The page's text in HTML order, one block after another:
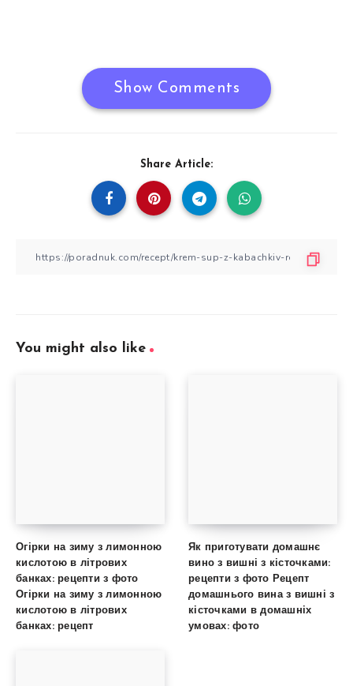
Show Comments
Share Article:
You might also like
Огірки на зиму з лимонною
кислотою в літрових
банках: рецепти з фото
Огірки на зиму з лимонною
кислотою в літрових
банках: рецепт
Як приготувати домашнє
вино з вишні з кісточками:
рецепти з фото Рецепт
домашнього вина з вишні з
кісточками в домашніх
умовах: фото